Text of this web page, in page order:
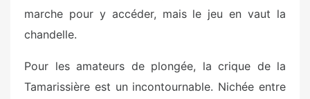
marche pour y accéder, mais le jeu en vaut la
chandelle.
Pour les amateurs de plongée, la crique de la
Tamarissière est un incontournable. Nichée entre